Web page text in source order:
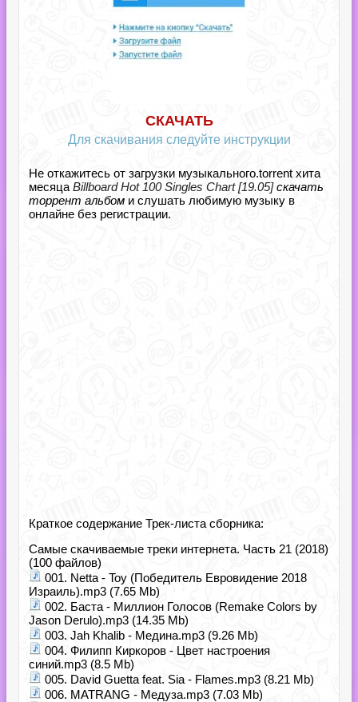
СКАЧАТЬ
Для скачивания следуйте инструкции
Не откажитесь от загрузки музыкального.torrent хита
месяца Billboard Hot 100 Singles Chart [19.05]скачать
торрент альбом и слушать любимую музыку в
онлайне без регистрации.
Краткое содержание Трек-листа сборника:
Самые скачиваемые треки интернета. Часть 21 (2018)
(100 файлов)
001. Netta - Toy (Победитель Евровидение 2018
Израиль).mp3 (7.65 Mb)
002. Баста - Миллион Голосов (Remake Colors by
Jason Derulo).mp3 (14.35 Mb)
003. Jah Khalib - Медина.mp3 (9.26 Mb)
004. Филипп Киркоров - Цвет настроения
синий.mp3 (8.5 Mb)
005. David Guetta feat. Sia - Flames.mp3 (8.21 Mb)
006. MATRANG - Медуза.mp3 (7.03 Mb)